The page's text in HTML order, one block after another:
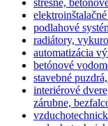
podlahové
radiátory,
automatizácia
betónové
stavebné
interiérové
zárubne,